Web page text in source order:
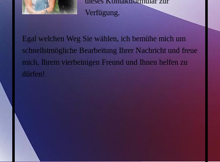
Verfügung.
Egal welchen Weg Sie wählen, ich bemühe mich um
schnellstmögliche Bearbeitung Ihrer Nachricht und freue
mich, Ihrem vierbeinigen Freund und Ihnen helfen zu
dürfen!